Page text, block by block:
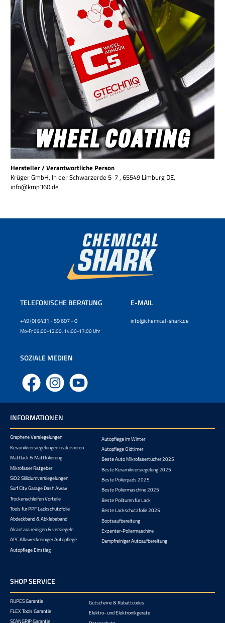
Hersteller / Verantwortliche Person
Krüger GmbH, In der Schwarzerde 5-7 , 65549 Limburg DE,
info@kmp360.de
TELEFONISCHE BERATUNG
+49 (0) 6431 - 59 607 - 0
Mo-Fr 09:00-12:00, 14:00-17:00 Uhr
E-MAIL
info@chemical-shark.de
SOZIALE MEDIEN
Facebook Instagram YouTube
INFORMATIONEN
Graphene Versiegelungen
Keramikversiegelungen reaktivieren
Mattlack & Mattfolierung
Mikrofaser Ratgeber
SiO2 Sliliciumversiegelungen
Surf City Garage Dash Away
Trockenschleifen Vorteile
Tools für PPF Lackschutzfolie
Abdeckband & Abklebeband
Alcantara reinigen & versiegeln
APC Allzweckreiniger Autopflege
Autopflege Einstieg
Autopflege im Winter
Autopflege Oldtimer
Beste Auto Mikrofasertücher 2025
Beste Keramikversiegelung 2025
Beste Polierpads 2025
Beste Poliermaschine 2025
Beste Polituren für Lack
Beste Lackschutzfolie 2025
Bootsaufbereitung
Exzenter-Poliermaschine
Dampfreiniger Autoaufbereitung
SHOP SERVICE
RUPES Garantie
FLEX Tools Garantie
SCANGRIP Garantie
Gutscheine & Rabattcodes
Elektro- und Elektronikgeräte